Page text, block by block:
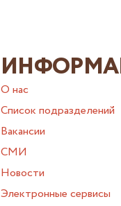
О нас
Список подразделений
Вакансии
СМИ
Новости
Электронные сервисы